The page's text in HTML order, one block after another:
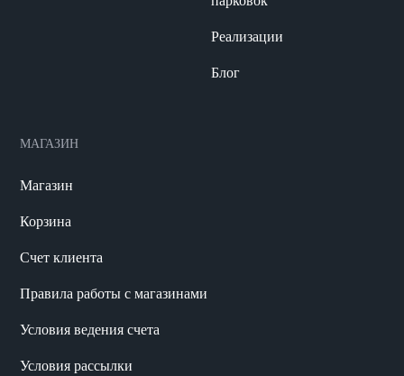
Реализации
Блог
МАГАЗИН
Магазин
Корзина
Счет клиента
Правила работы с магазинами
Условия ведения счета
Условия рассылки